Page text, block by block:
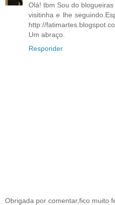
Olá! tbm Sou do
visitinha e lhe
http://
Um abraço.
Responder
Obrigada por comentar,fico muito